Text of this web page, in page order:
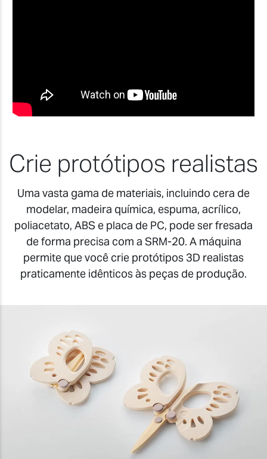
Crie protótipos realistas
Uma vasta gama de materiais, incluindo cera de
modelar, madeira química, espuma, acrílico,
poliacetato, ABS e placa de PC, pode ser fresada
de forma precisa com a SRM-20. A máquina
permite que você crie protótipos 3D realistas
praticamente idênticos às peças de produção.